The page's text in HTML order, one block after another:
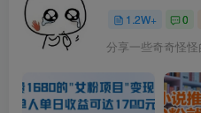
1.2W+ 0